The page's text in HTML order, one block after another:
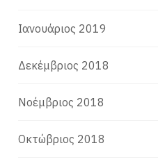
Ιανουάριος 2019
Δεκέμβριος 2018
Νοέμβριος 2018
Οκτώβριος 2018